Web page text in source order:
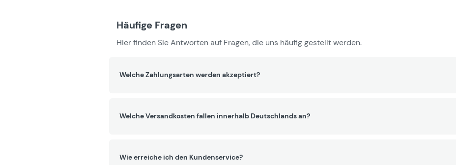
Häufige Fragen
Hier finden Sie Antworten auf Fragen, die uns häufig gestellt werden.
Welche Zahlungsarten werden akzeptiert?
Welche Versandkosten fallen innerhalb Deutschlands an?
Wie erreiche ich den Kundenservice?